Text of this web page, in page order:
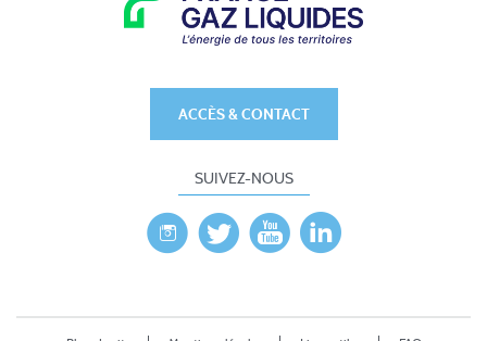
ACCÈS & CONTACT
SUIVEZ-NOUS